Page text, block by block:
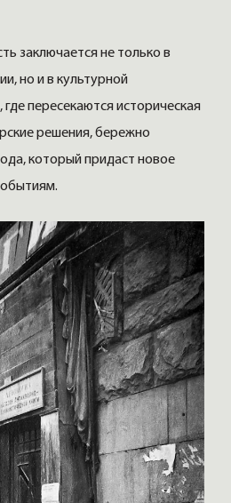
заключается не только в
но и в культурной
пересекаются историческая
решения, бережно
который придаст новое